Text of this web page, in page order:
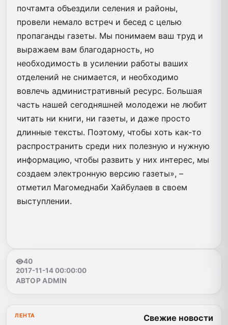
почтамта объездили селения и районы,
провели немало встреч и бесед с целью
пропаганды газеты. Мы понимаем ваш труд и
выражаем вам благодарность, но
необходимость в усилении работы ваших
отделений не снимается, и необходимо
вовлечь административный ресурс. Большая
часть нашей сегодняшней молодежи не любит
читать ни книги, ни газеты, и даже просто
длинные тексты. Поэтому, чтобы хоть как-то
распространить среди них полезную и нужную
информацию, чтобы развить у них интерес, мы
создаем электронную версию газеты», –
отметил Магомеднаби Хайбулаев в своем
выступлении.
40
2017-11-14 00:00:00
АВТОР ADMIN
ЛЕНТА Свежие новости